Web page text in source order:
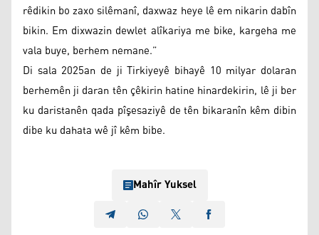
rêdikin bo zaxo silêmanî, daxwaz heye lê em nikarin dabîn
bikin. Em dixwazin dewlet alîkariya me bike, kargeha me
vala buye, berhem nemane.”
Di sala 2025an de ji Tirkiyeyê bihayê 10 milyar dolaran
berhemên ji daran tên çêkirin hatine hinardekirin, lê ji ber
ku daristanên qada pîşesaziyê de tên bikaranîn kêm dibin
dibe ku dahata wê jî kêm bibe.
Mahîr Yuksel